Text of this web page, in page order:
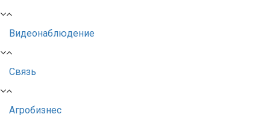
Видеонаблюдение
Связь
Агробизнес